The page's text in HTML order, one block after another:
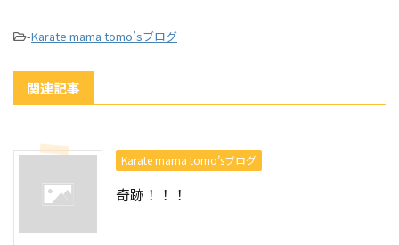
-Karate mama tomo’sブログ
関連記事
Karate mama tomo’sブログ
奇跡！！！